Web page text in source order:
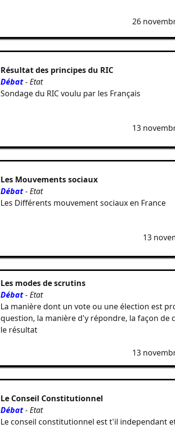
26
Résultat des principes du RIC
Débat- Etat
Sondage du RIC voulu par les Français
13
Les Mouvements sociaux
Débat- Etat
Les Différents mouvement sociaux en France
13
Les modes de scrutins
Débat- Etat
La manière dont un vote ou une élection est
question, la manière d'y répondre, la façon
le résultat
13
Le Conseil Constitutionnel
Débat- Etat
Le conseil constitutionnel est t'il independant